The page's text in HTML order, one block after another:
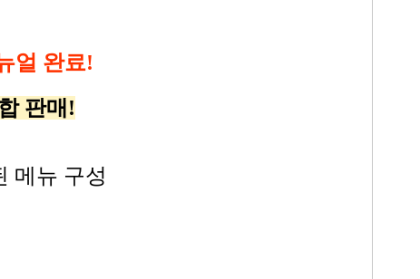
얼 완료!
판매!
메뉴 구성